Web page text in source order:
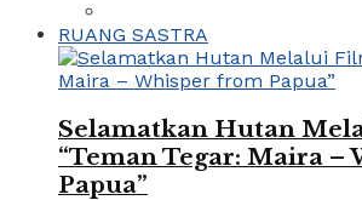
RUANG SASTRA
Selamatkan Hutan
“Teman Tegar: Maira –
Papua”